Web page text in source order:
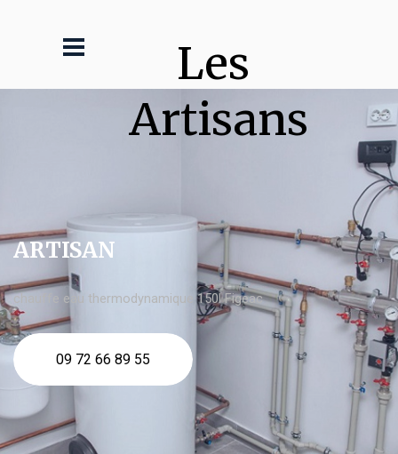
Les
Artisans
ARTISAN
chauffe eau thermodynamique 150l Figeac
09 72 66 89 55